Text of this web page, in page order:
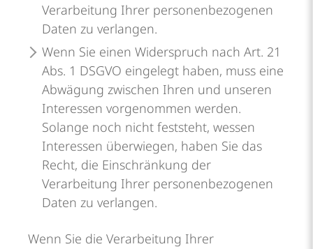
Verarbeitung Ihrer personenbezogenen
Daten zu verlangen.
Wenn Sie einen Widerspruch nach Art. 21
Abs. 1 DSGVO eingelegt haben, muss eine
Abwägung zwischen Ihren und unseren
Interessen vorgenommen werden.
Solange noch nicht feststeht, wessen
Interessen überwiegen, haben Sie das
Recht, die Einschränkung der
Verarbeitung Ihrer personenbezogenen
Daten zu verlangen.
Wenn Sie die Verarbeitung Ihrer